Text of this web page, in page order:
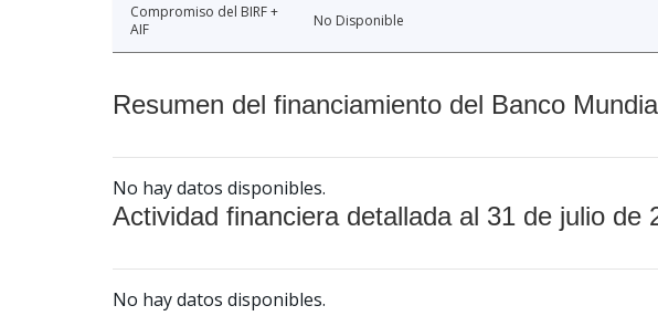
Compromiso del BIRF +
AIF
No Disponible
Resumen del financiamiento del Banco
No hay datos disponibles.
Actividad financiera detallada al 31 de julio de
No hay datos disponibles.